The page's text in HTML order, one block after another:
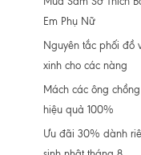
Em Phụ Nữ
Nguyên tắc phối đồ
xinh cho các nàng
Mách các ông
hiệu quả 100%
Ưu đãi 30% dành